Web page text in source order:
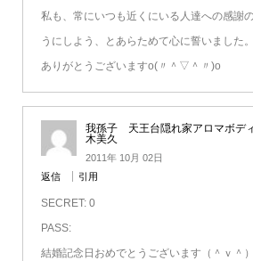
私も、常にいつも近くにいる人達への感謝
うにしよう、とあらためて心に誓いました。
ありがとうございますo(〃＾▽＾〃)o
我孫子 天王台隠れ家アロマボデ
木美久
2011年 10月 02日
返信
引用
SECRET: 0
PASS:
結婚記念日おめでとうございます（＾ｖ＾）